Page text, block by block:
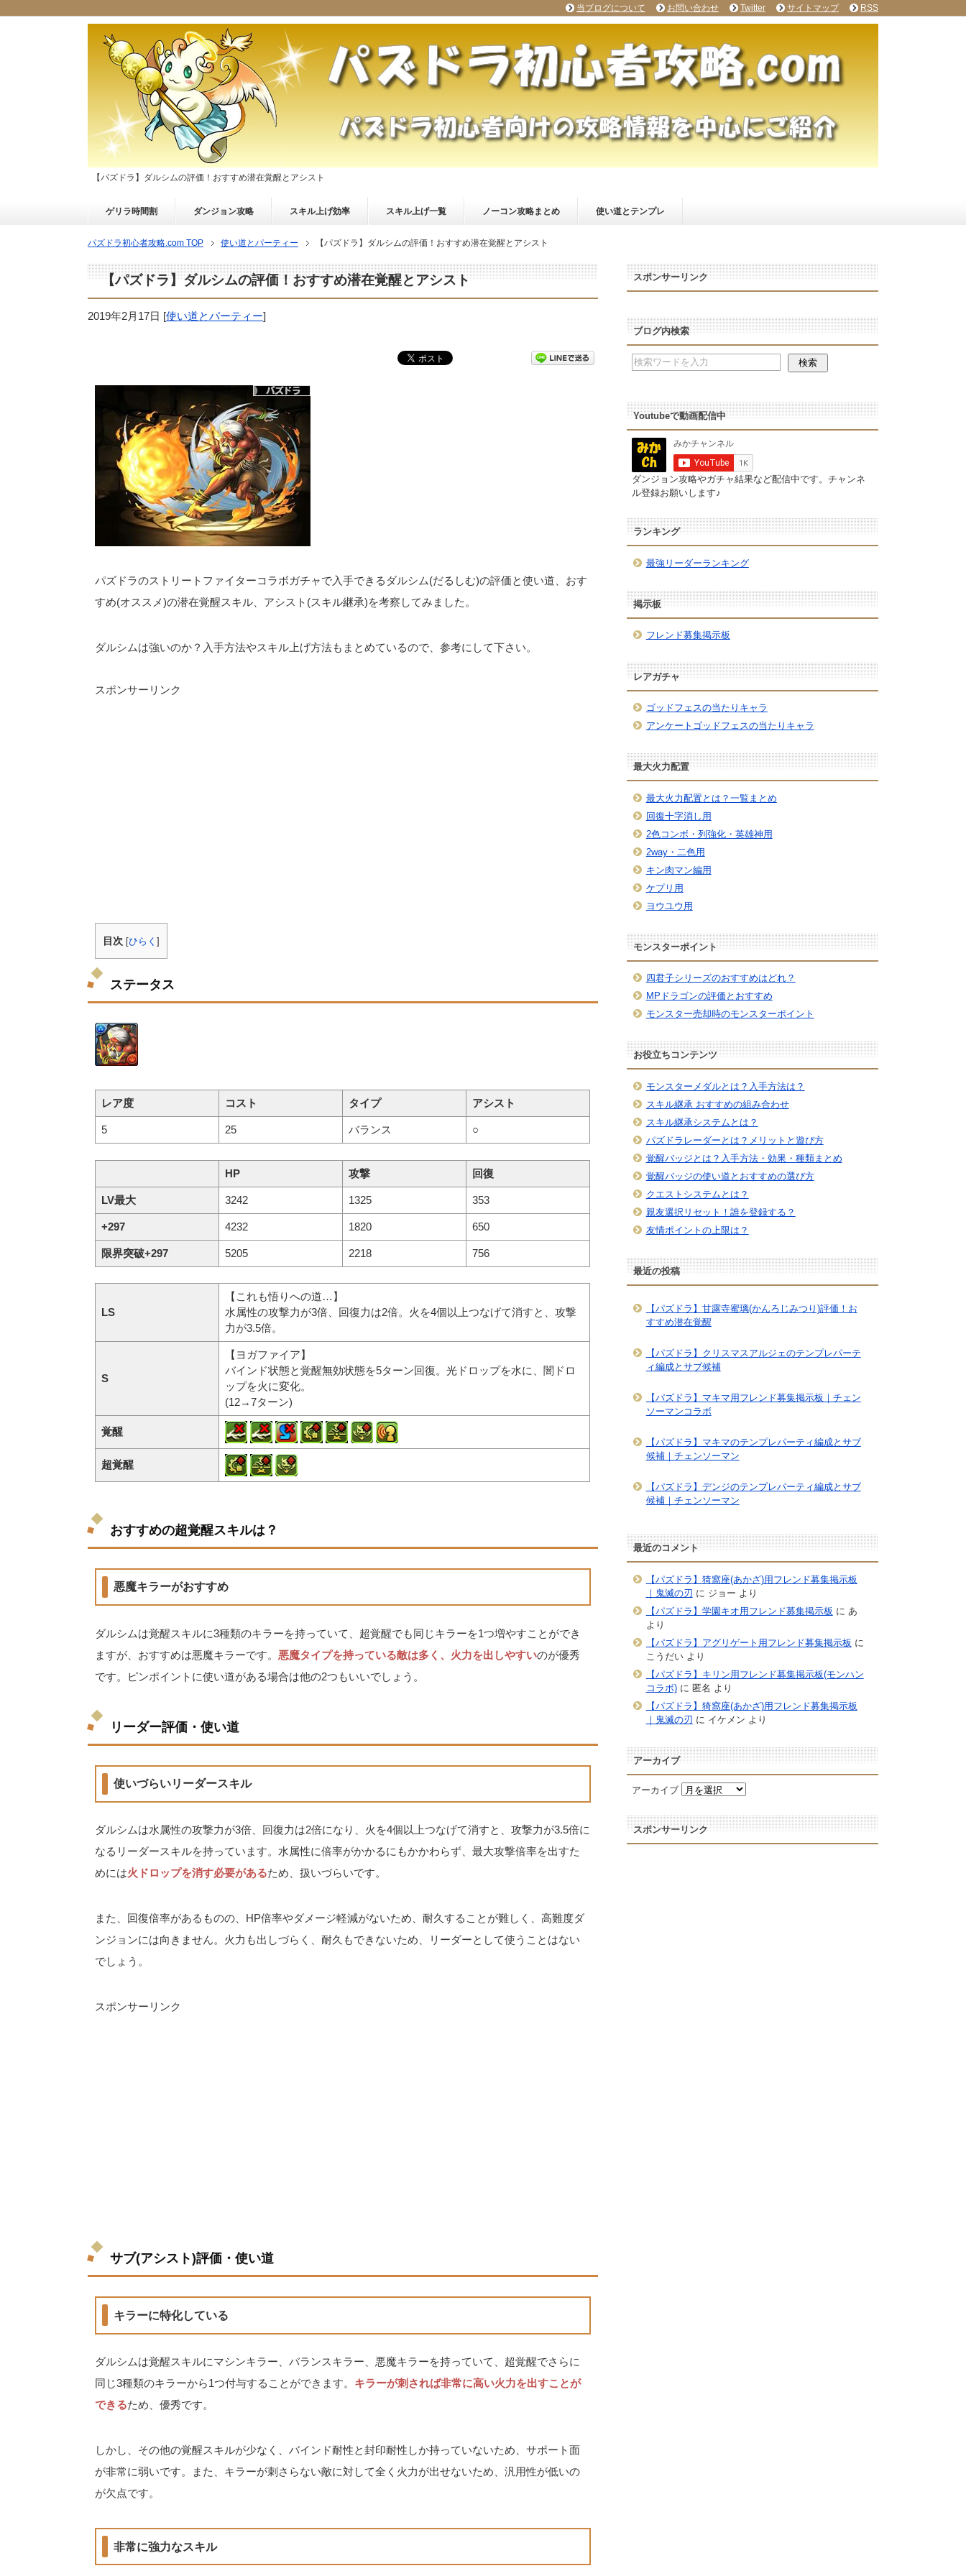
【パズドラ】ダルシムの評価！おすすめ潜在覚醒とアシスト
ゲリラ時間割 ダンジョン攻略 スキル上げ効率 スキル上げ一覧 ノーコン攻略まとめ 使い道とテンプレ
パズドラ初心者攻略.com TOP 使い道とパーティー 【パズドラ】ダルシムの評価！おすすめ潜在覚醒とアシスト
【パズドラ】ダルシムの評価！おすすめ潜在覚醒とアシスト
2019年2月17日 [使い道とパーティー]
パズドラのストリートファイターコラボガチャで入手できるダルシム(だるしむ)の評価と使い道、おす
すめ(オススメ)の潜在覚醒スキル、アシスト(スキル継承)を考察してみました。
ダルシムは強いのか？入手方法やスキル上げ方法もまとめているので、参考にして下さい。
スポンサーリンク
目次 [ひらく ]
ステータス
レア度 コスト タイプ アシスト
5 25 バランス ○
HP 攻撃 回復
LV最大 3242 1325 353
+297 4232 1820 650
限界突破+297 5205 2218 756
LS
【これも悟りへの道…】
水属性の攻撃力が3倍、回復力は2倍。火を4個以上つなげて消すと、攻撃
力が3.5倍。
S
【ヨガファイア】
バインド状態と覚醒無効状態を5ターン回復。光ドロップを水に、闇ドロ
ップを火に変化。
(12→7ターン)
覚醒
超覚醒
おすすめの超覚醒スキルは？
悪魔キラーがおすすめ
ダルシムは覚醒スキルに3種類のキラーを持っていて、超覚醒でも同じキラーを1つ増やすことができ
ますが、おすすめは悪魔キラーです。 悪魔タイプを持っている敵は多く、火力を出しやすいのが優秀
です。ピンポイントに使い道がある場合は他の2つもいいでしょう。
リーダー評価・使い道
使いづらいリーダースキル
ダルシムは水属性の攻撃力が3倍、回復力は2倍になり、火を4個以上つなげて消すと、攻撃力が3.5倍に
なるリーダースキルを持っています。水属性に倍率がかかるにもかかわらず、最大攻撃倍率を出すた
めには火ドロップを消す必要があるため、扱いづらいです。
また、回復倍率があるものの、HP倍率やダメージ軽減がないため、耐久することが難しく、高難度ダ
ンジョンには向きません。火力も出しづらく、耐久もできないため、リーダーとして使うことはない
でしょう。
スポンサーリンク
サブ(アシスト)評価・使い道
キラーに特化している
ダルシムは覚醒スキルにマシンキラー、バランスキラー、悪魔キラーを持っていて、超覚醒でさらに
同じ3種類のキラーから1つ付与することができます。 キラーが刺されば非常に高い火力を出すことが
できるため、優秀です。
しかし、その他の覚醒スキルが少なく、バインド耐性と封印耐性しか持っていないため、サポート面
が非常に弱いです。また、キラーが刺さらない敵に対して全く火力が出せないため、汎用性が低いの
が欠点です。
非常に強力なスキル
スポンサーリンク
ブログ内検索
Youtubeで動画配信中
ダンジョン攻略やガチャ結果など配信中です。チャンネ
ル登録お願いします♪
ランキング
最強リーダーランキング
掲示板
フレンド募集掲示板
レアガチャ
ゴッドフェスの当たりキャラ
アンケートゴッドフェスの当たりキャラ
最大火力配置
最大火力配置とは？一覧まとめ
回復十字消し用
2色コンボ・列強化・英雄神用
2way・二色用
キン肉マン編用
ケプリ用
ヨウユウ用
モンスターポイント
四君子シリーズのおすすめはどれ？
MPドラゴンの評価とおすすめ
モンスター売却時のモンスターポイント
お役立ちコンテンツ
モンスターメダルとは？入手方法は？
スキル継承 おすすめの組み合わせ
スキル継承システムとは？
パズドラレーダーとは？メリットと遊び方
覚醒バッジとは？入手方法・効果・種類まとめ
覚醒バッジの使い道とおすすめの選び方
クエストシステムとは？
親友選択リセット！誰を登録する？
友情ポイントの上限は？
最近の投稿
【パズドラ】甘露寺蜜璃(かんろじみつり)評価！お
すすめ潜在覚醒
【パズドラ】クリスマスアルジェのテンプレパーテ
ィ編成とサブ候補
【パズドラ】マキマ用フレンド募集掲示板｜チェン
ソーマンコラボ
【パズドラ】マキマのテンプレパーティ編成とサブ
候補｜チェンソーマン
【パズドラ】デンジのテンプレパーティ編成とサブ
候補｜チェンソーマン
最近のコメント
【パズドラ】猗窩座(あかざ)用フレンド募集掲示板
｜鬼滅の刃 に ジョー より
【パズドラ】学園キオ用フレンド募集掲示板 に あ
より
【パズドラ】アグリゲート用フレンド募集掲示板 に
こうだいより
【パズドラ】キリン用フレンド募集掲示板(モンハン
コラボ)に 匿名 より
【パズドラ】猗窩座(あかざ)用フレンド募集掲示板
｜鬼滅の刃 に イケメン より
アーカイブ
アーカイブ
スポンサーリンク
当ブログについて お問い合わせ Twitter サイトマップ RSS